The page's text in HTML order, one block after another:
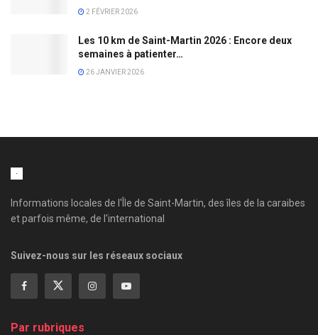
2 FÉVRIER 2026
Les 10 km de Saint-Martin 2026 : Encore deux
semaines à patienter…
26 JANVIER 2026
Informations locales de l'Île de Saint-Martin, des îles de la caraibes
et parfois même, de l'international
Suivez-nous sur les réseaux sociaux
Par rubriques